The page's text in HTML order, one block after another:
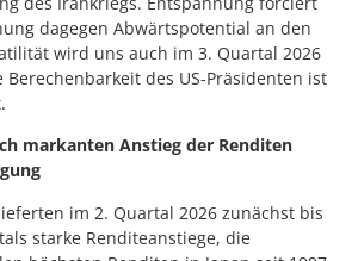
dagegen Abwärtspotential an den
wird uns auch im 3. Quartal 2026
des US-Präsidenten ist
markanten Anstieg der Renditen
im 2. Quartal 2026 zunächst bis
starke Renditeanstiege, die